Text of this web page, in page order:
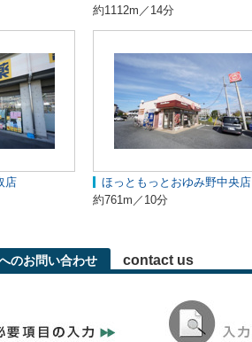
約1112m／14分
店
ほっともっとおゆみ野中央店
約761m／10分
のお問い合わせ contact us